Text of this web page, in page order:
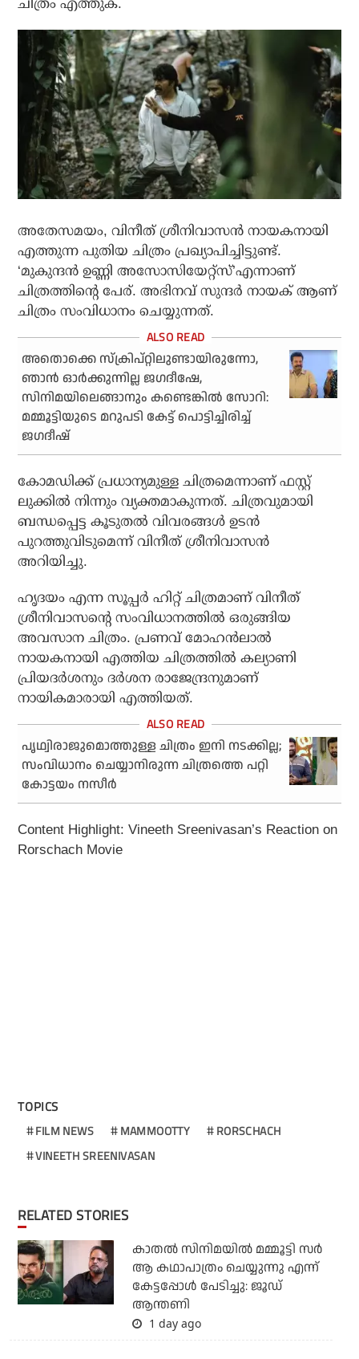
ചിത്രം എത്തുക.
അതേസമയം, വിനീത് ശ്രീനിവാസന്‍ നായകനായി
എത്തുന്ന പുതിയ ചിത്രം പ്രഖ്യാപിച്ചിട്ടുണ്ട്.
‘മുകുന്ദന്‍ ഉണ്ണി അസോസിയേറ്റ്‌സ്’എന്നാണ്
ചിത്രത്തിന്റെ പേര്. അഭിനവ് സുന്ദര്‍ നായക് ആണ്
ചിത്രം സംവിധാനം ചെയ്യുന്നത്.
അതൊക്കെ സ്‌ക്രിപ്റ്റിലുണ്ടായിരുന്നോ,
ഞാന്‍ ഓര്‍ക്കുന്നില്ല ജഗദീഷേ,
സിനിമയിലെങ്ങാനും കണ്ടെങ്കില്‍ സോറി:
മമ്മൂട്ടിയുടെ മറുപടി കേട്ട് പൊട്ടിച്ചിരിച്ച്
ജഗദീഷ്
കോമഡിക്ക് പ്രധാന്യമുള്ള ചിത്രമെന്നാണ് ഫസ്റ്റ്
ലുക്കില്‍ നിന്നും വ്യക്തമാകുന്നത്. ചിത്രവുമായി
ബന്ധപ്പെട്ട കൂടുതല്‍ വിവരങ്ങള്‍ ഉടന്‍
പുറത്തുവിടുമെന്ന് വിനീത് ശ്രീനിവാസന്‍
അറിയിച്ചു.
ഹൃദയം എന്ന സൂപ്പര്‍ ഹിറ്റ് ചിത്രമാണ് വിനീത്
ശ്രീനിവാസന്റെ സംവിധാനത്തില്‍ ഒരുങ്ങിയ
അവസാന ചിത്രം. പ്രണവ് മോഹന്‍ലാല്‍
നായകനായി എത്തിയ ചിത്രത്തില്‍ കല്യാണി
പ്രിയദര്‍ശനും ദര്‍ശന രാജേന്ദ്രനുമാണ്
നായികമാരായി എത്തിയത്.
പൃഥ്വിരാജുമൊത്തുള്ള ചിത്രം ഇനി നടക്കില്ല;
സംവിധാനം ചെയ്യാനിരുന്ന ചിത്രത്തെ പറ്റി
കോട്ടയം നസീര്‍
Content Highlight: Vineeth Sreenivasan’s Reaction on
Rorschach Movie
TOPICS
FILM NEWS MAMMOOTTY
RORSCHACH
VINEETH SREENIVASAN
RELATED STORIES
കാതൽ സിനിമയിൽ മമ്മൂട്ടി സർ
ആ കഥാപാത്രം ചെയ്യുന്നു എന്ന്
കേട്ടപ്പോൾ പേടിച്ചു: ജൂഡ്
ആന്തണി
1 day ago